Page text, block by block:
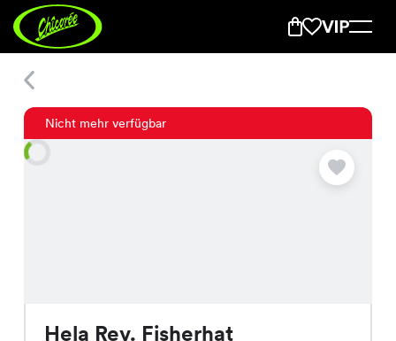
Nicht mehr verfügbar
Hela Rev. Fisherhat